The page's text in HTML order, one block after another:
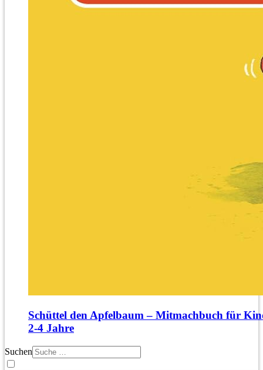
Schüttel den Apfelbaum – Mitmachbuch für
2‑4 Jahre
Suchen